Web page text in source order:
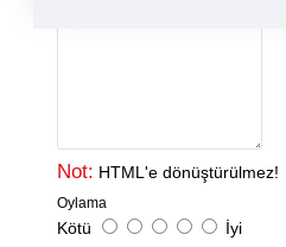
Not: HTML'e dönüştürülmez!
Oylama
Kötü İyi